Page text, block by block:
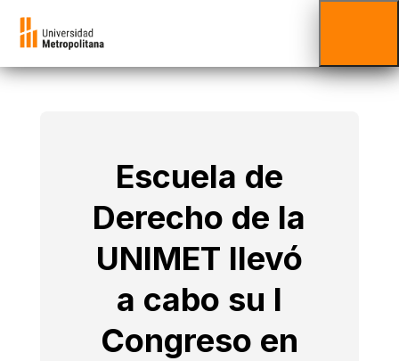
Escuela de
Derecho de la
UNIMET llevó
a cabo su I
Congreso en